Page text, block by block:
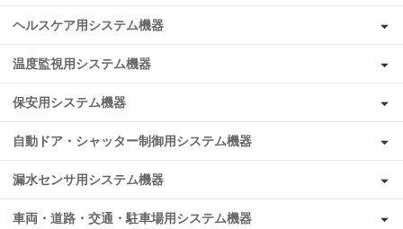
ヘルスケア用システム機器
温度監視用システム機器
保安用システム機器
自動ドア・シャッター制御用システム機器
漏水センサ用システム機器
車両・道路・交通・駐車場用システム機器